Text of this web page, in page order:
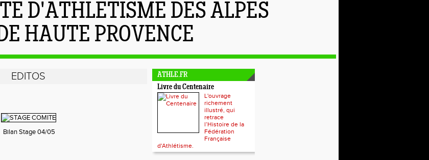
D'ATHLÉTISME DES ALPES
HAUTE PROVENCE
EDITOS
Bilan Stage 04/05
ATHLE.FR
Livre du Centenaire
L'ouvrage
richement
illustré, qui
retrace
l’Histoire de la
Fédération
Française
d'Athlétisme.